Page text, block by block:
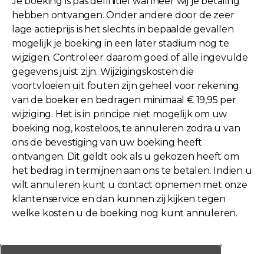
hebben ontvangen. Onder andere door de zeer
lage actieprijs is het slechts in bepaalde gevallen
mogelijk je boeking in een later stadium nog te
wijzigen. Controleer daarom goed of alle ingevulde
gegevens juist zijn. Wijzigingskosten die
voortvloeien uit fouten zijn geheel voor rekening
van de boeker en bedragen minimaal € 19,95 per
wijziging. Het is in principe niet mogelijk om uw
boeking nog, kosteloos, te annuleren zodra u van
ons de bevestiging van uw boeking heeft
ontvangen. Dit geldt ook als u gekozen heeft om
het bedrag in termijnen aan ons te betalen. Indien u
wilt annuleren kunt u contact opnemen met onze
klantenservice en dan kunnen zij kijken tegen
welke kosten u de boeking nog kunt annuleren.